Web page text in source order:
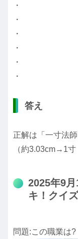
・
・
・
・
・
・
答え
正解は「一寸法師
（約3.03cm→1
2025年9
キ！クイズ
問題:この職業は?